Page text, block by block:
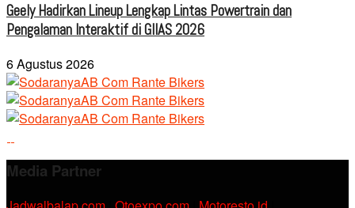
Geely Hadirkan Lineup Lengkap Lintas Powertrain dan
Pengalaman Interaktif di GIIAS 2026
6 Agustus 2026
Media Partner